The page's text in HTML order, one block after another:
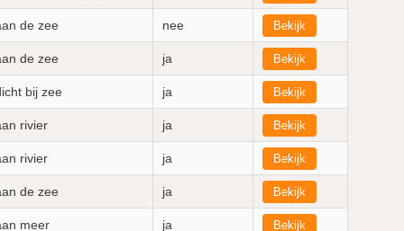
de zee nee Bekijk
de zee ja Bekijk
bij zee ja Bekijk
rivier ja Bekijk
rivier ja Bekijk
de zee ja Bekijk
meer ja Bekijk